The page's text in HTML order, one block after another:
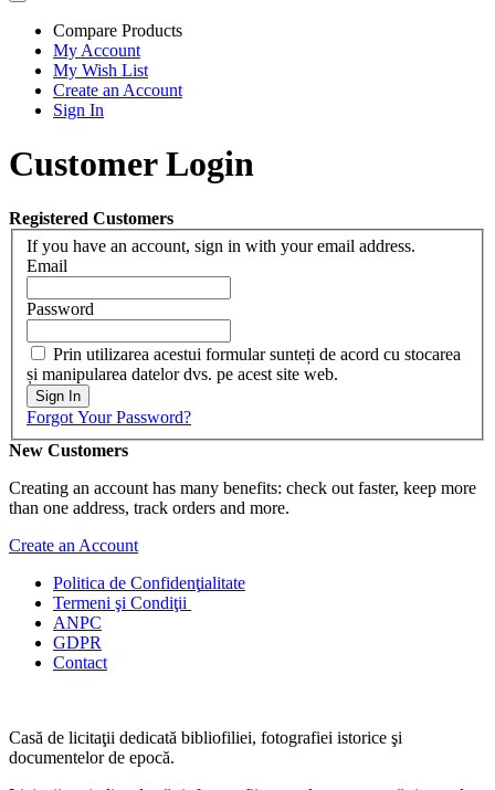
Compare Products
My Account
My Wish List
Create an Account
Sign In
Customer Login
Registered Customers
If you have an account, sign in with your email address.
Email
Password
Prin utilizarea acestui formular sunteți de acord cu stocarea
și manipularea datelor dvs. pe acest site web.
Sign In
Forgot Your Password?
New Customers
Creating an account has many benefits: check out faster, keep more
than one address, track orders and more.
Create an Account
Politica de Confidenţialitate
Termeni şi Condiţii
ANPC
GDPR
Contact
Casă de licitaţii dedicată bibliofiliei, fotografiei istorice şi
documentelor de epocă.